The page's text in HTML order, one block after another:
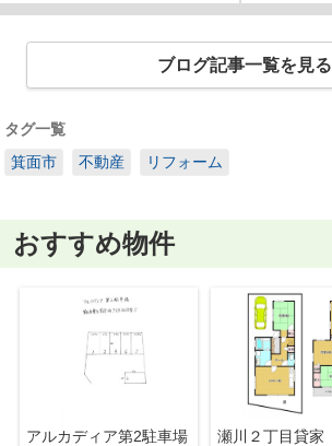
ブログ記事一覧を見る
タグ一覧
箕面市
不動産 リフォーム
おすすめ物件
アルカディア第2駐車場
瀬川２丁目貸家